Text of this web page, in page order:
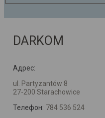
GeoLite data by
DARKOM
Адрес:
ul. Partyzantów 8
27-200 Starachowice
Телефон: 784 536 524